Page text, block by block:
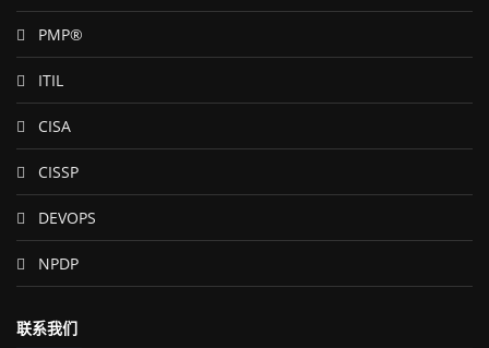
PMP®
ITIL
CISA
CISSP
DEVOPS
NPDP
联系我们